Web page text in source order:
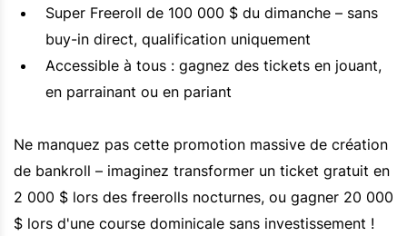
Super Freeroll de 100 000 $ du dimanche – sans
buy-in direct, qualification uniquement
Accessible à tous : gagnez des tickets en jouant,
en parrainant ou en pariant
Ne manquez pas cette promotion massive de création
de bankroll – imaginez transformer un ticket gratuit en
2 000 $ lors des freerolls nocturnes, ou gagner 20 000
$ lors d'une course dominicale sans investissement !